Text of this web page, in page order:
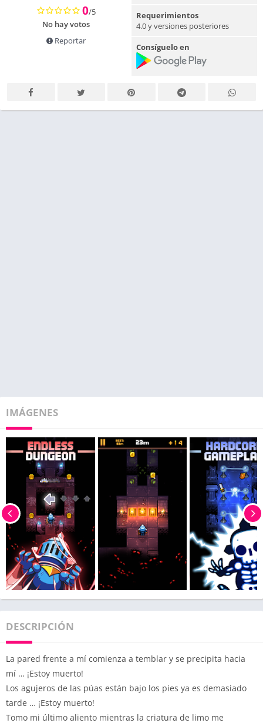
0/5
No hay votos
Reportar
Requerimientos
4.0 y versiones posteriores
Consíguelo en
IMÁGENES
DESCRIPCIÓN
La pared frente a mí comienza a temblar y se precipita hacia
mí … ¡Estoy muerto!
Los agujeros de las púas están bajo los pies ya es demasiado
tarde … ¡Estoy muerto!
Tomo mi último aliento mientras la criatura de limo me